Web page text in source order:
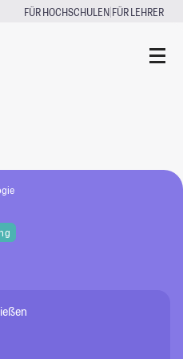
FÜR HOCHSCHULEN|FÜR LEHRER